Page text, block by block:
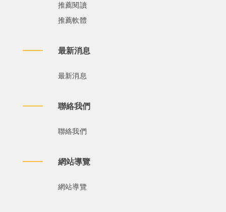
推薦閱讀
推薦軟體
最新消息
最新消息
聯絡我們
聯絡我們
網站導覽
網站導覽